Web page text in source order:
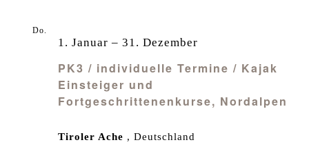
Do.
PK3 / individuelle Termine / Kajak
Einsteiger und
Fortgeschrittenenkurse, Nordalpen
1. Januar – 31. Dezember
Tiroler Ache , Deutschland